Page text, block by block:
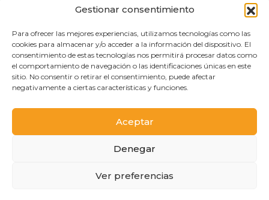
Gestionar consentimiento
Para ofrecer las mejores experiencias, utilizamos tecnologías como las
cookies para almacenar y/o acceder a la información del dispositivo. El
consentimiento de estas tecnologías nos permitirá procesar datos como
el comportamiento de navegación o las identificaciones únicas en este
sitio. No consentir o retirar el consentimiento, puede afectar
negativamente a ciertas características y funciones.
Aceptar
Denegar
Ver preferencias
Política de cookies
Política de devoluciones
Aviso legal
© 2026 - PETS KLUB - Todos los derechos reservados